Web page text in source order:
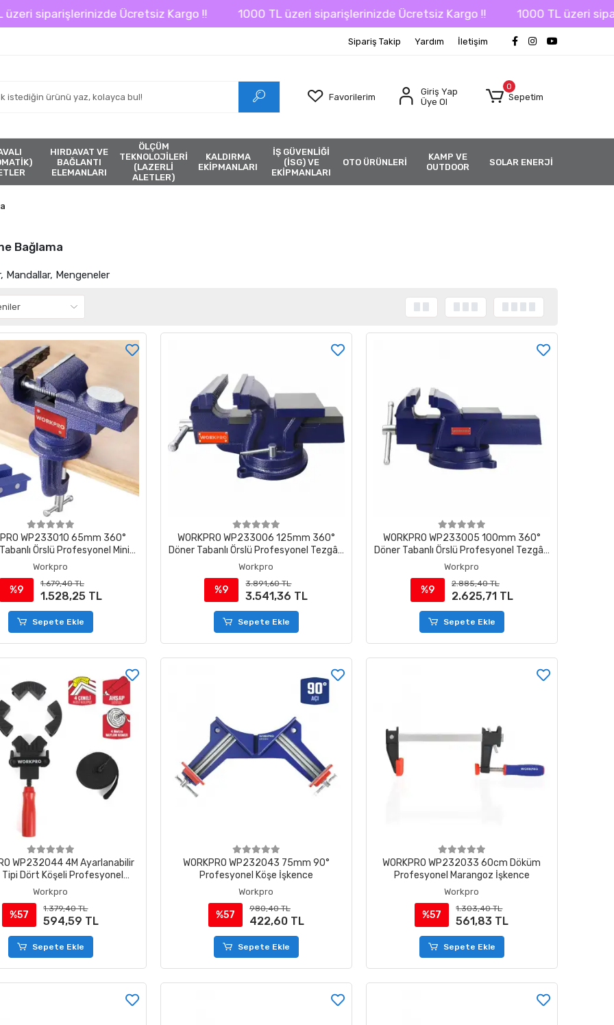
Ücretsiz Kargo !! 1000 TL üzeri siparişlerinizde Ücretsiz Kargo !! 1000 TL üzeri
Sipariş Takip Yardım İletişim
Favorilerim
Giriş Yap
Üye Ol
0
Sepetim
HIRDAVAT VE
BAĞLANTI
ELEMANLARI
ÖLÇÜM
TEKNOLOJİLERİ
(LAZERLİ
ALETLER)
KALDIRMA
EKİPMANLARI
İŞ GÜVENLİĞİ
(İSG) VE
EKİPMANLARI
OTO ÜRÜNLERİ
KAMP VE
OUTDOOR
SOLAR ENERJİ
Bağlama
Mandallar, Mengeneler
WP233010 65mm 360°
Örslü Profesyonel Mini
Tezgâh Mengene
Workpro
%9
1.679,40 TL
1.528,25 TL
Sepete Ekle
WORKPRO WP233006 125mm 360°
Döner Tabanlı Örslü Profesyonel Tezgâh
Mengene
Workpro
%9
3.891,60 TL
3.541,36 TL
Sepete Ekle
WORKPRO WP233005 100mm 360°
Döner Tabanlı Örslü Profesyonel Tezgâh
Mengene
Workpro
%9
2.885,40 TL
2.625,71 TL
Sepete Ekle
WP232044 4M Ayarlanabilir
Dört Köşeli Profesyonel
İşkence
Workpro
%57
1.379,40 TL
594,59 TL
Sepete Ekle
WORKPRO WP232043 75mm 90°
Profesyonel Köşe İşkence
Workpro
%57
980,40 TL
422,60 TL
Sepete Ekle
WORKPRO WP232033 60cm Döküm
Profesyonel Marangoz İşkence
Workpro
%57
1.303,40 TL
561,83 TL
Sepete Ekle